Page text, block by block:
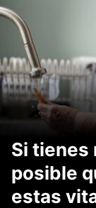
Si tienes
posible
estas